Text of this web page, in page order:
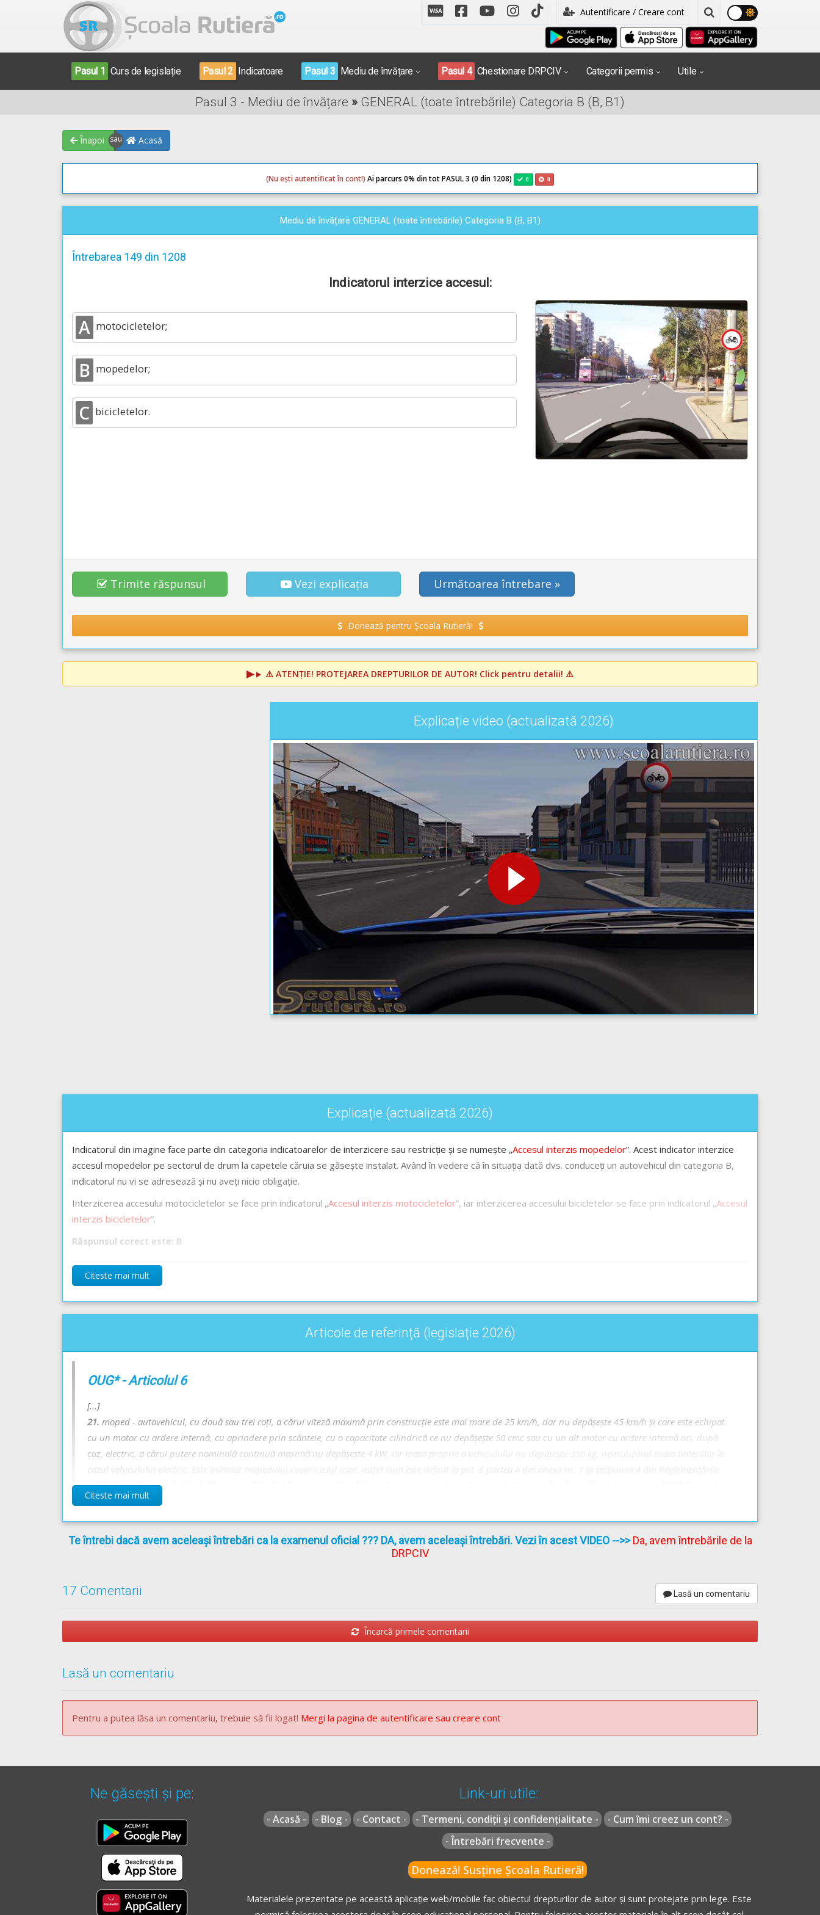
Autentificare / Creare cont
Pasul 1 Curs de legislație Pasul 2 Indicatoare Pasul 3 Mediu de învățare Pasul 4 Chestionare DRPCIV Categorii permis Utile
Pasul 3 - Mediu de învățare » GENERAL (toate întrebările) Categoria B (B, B1)
Înapoi Acasă
(Nu ești autentificat în cont!) Ai parcurs 0% din tot PASUL 3 (0 din 1208) 0 0
Mediu de învățare GENERAL (toate întrebările) Categoria B (B, B1)
Întrebarea 149 din 1208
Indicatorul interzice accesul:
A motocicletelor;
B mopedelor;
C bicicletelor.
Trimite răspunsul Vezi explicația Următoarea întrebare »
Donează pentru Școala Rutieră!
⚠️ ATENȚIE! PROTEJAREA DREPTURILOR DE AUTOR! Click pentru detalii! ⚠️
Explicație video (actualizată 2026)
Explicație (actualizată 2026)
Indicatorul din imagine face parte din categoria indicatoarelor de interzicere sau restricție și se numește „Accesul interzis mopedelor”. Acest indicator interzice
accesul mopedelor pe sectorul de drum la capetele căruia se găsește instalat. Având în vedere că în situația dată dvs. conduceți un autovehicul din categoria B,
indicatorul nu vi se adresează și nu aveți nicio obligație.
Interzicerea accesului motocicletelor se face prin indicatorul „Accesul interzis motocicletelor”, iar interzicerea accesului bicicletelor se face prin indicatorul „Accesul
interzis bicicletelor”.
Răspunsul corect este: B
Explicația completă a indicatorului -->
Citeste mai mult
Articole de referință (legislație 2026)
OUG* - Articolul 6
[...]
21. moped - autovehicul, cu două sau trei roţi, a cărui viteză maximă prin construcţie este mai mare de 25 km/h, dar nu depăşeşte 45 km/h şi care este echipat
cu un motor cu ardere internă, cu aprindere prin scânteie, cu o capacitate cilindrică ce nu depăşeşte 50 cmc sau cu un alt motor cu ardere internă ori, după
caz, electric, a cărui putere nominală continuă maximă nu depăşeşte 4 kW, iar masa proprie a vehiculului nu depăşeşte 350 kg, neincluzând masa bateriilor în
cazul vehiculului electric. Este asimilat mopedului cvadriciclul uşor, astfel cum este definit la pct. 6 partea A din anexa nr. 1 la secţiunea 4 din Reglementările
privind omologarea de tip şi eliberarea cărţii de identitate a vehiculelor rutiere, precum şi omologarea de tip a produselor utilizate la acestea - RNTR 2, aprobate
prin Ordinul ministrului lucrărilor publice, transporturilor şi locuinţei nr. 211/2003, cu modificările şi completările ulterioare;
Citeste mai mult
Te întrebi dacă avem aceleași întrebări ca la examenul oficial ??? DA, avem aceleași întrebări. Vezi în acest VIDEO -->>Da, avem întrebările de la
DRPCIV
17 Comentarii Lasă un comentariu
Încarcă primele comentarii
Lasă un comentariu
Pentru a putea lăsa un comentariu, trebuie să fii logat! Mergi la pagina de autentificare sau creare cont
Ne găsești și pe: Link-uri utile:
- Acasă - - Blog - - Contact - - Termeni, condiții și confidențialitate -
- Cum îmi creez un cont? -
- Întrebări frecvente -
Donează! Susține Școala Rutieră!
Materialele prezentate pe această aplicație web/mobile fac obiectul drepturilor de autor și sunt protejate prin lege. Este